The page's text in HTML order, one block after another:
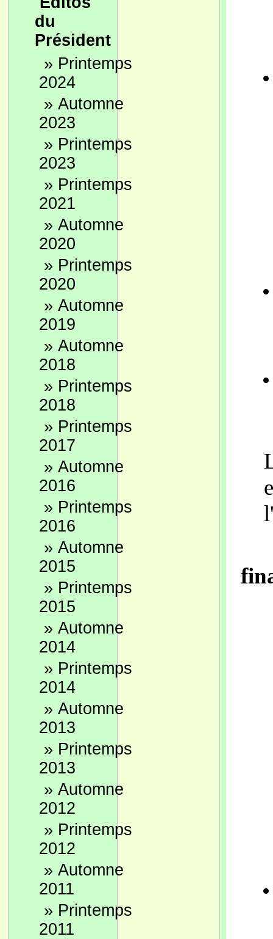
du
Président
» Printemps
2024
» Automne
2023
» Printemps
2023
» Printemps
2021
» Automne
2020
» Printemps
2020
» Automne
2019
» Automne
2018
» Printemps
2018
» Printemps
2017
» Automne
2016
» Printemps
2016
» Automne
2015
» Printemps
2015
» Automne
2014
» Printemps
2014
» Automne
2013
» Printemps
2013
» Automne
2012
» Printemps
2012
» Automne
2011
» Printemps
2011